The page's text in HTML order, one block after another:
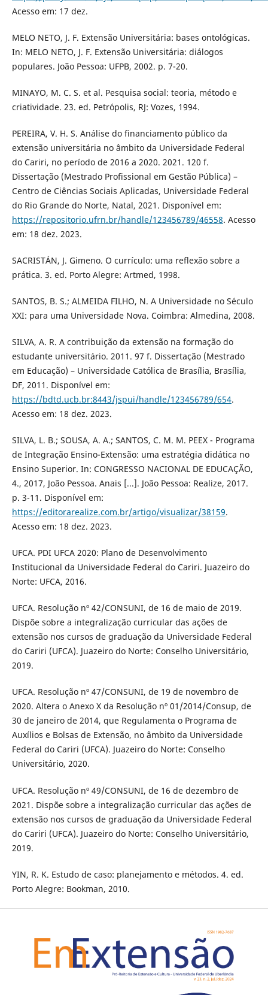
Acesso em: 17 dez.
MELO NETO, J. F. Extensão Universitária: bases ontológicas.
In: MELO NETO, J. F. Extensão Universitária: diálogos
populares. João Pessoa: UFPB, 2002. p. 7-20.
MINAYO, M. C. S. et al. Pesquisa social: teoria, método e
criatividade. 23. ed. Petrópolis, RJ: Vozes, 1994.
PEREIRA, V. H. S. Análise do financiamento público da
extensão universitária no âmbito da Universidade Federal
do Cariri, no período de 2016 a 2020. 2021. 120 f.
Dissertação (Mestrado Profissional em Gestão Pública) –
Centro de Ciências Sociais Aplicadas, Universidade Federal
do Rio Grande do Norte, Natal, 2021. Disponível em:
https://repositorio.ufrn.br/handle/123456789/46558. Acesso
em: 18 dez. 2023.
SACRISTÁN, J. Gimeno. O currículo: uma reflexão sobre a
prática. 3. ed. Porto Alegre: Artmed, 1998.
SANTOS, B. S.; ALMEIDA FILHO, N. A Universidade no Século
XXI: para uma Universidade Nova. Coimbra: Almedina, 2008.
SILVA, A. R. A contribuição da extensão na formação do
estudante universitário. 2011. 97 f. Dissertação (Mestrado
em Educação) – Universidade Católica de Brasília, Brasília,
DF, 2011. Disponível em:
https://bdtd.ucb.br:8443/jspui/handle/123456789/654.
Acesso em: 18 dez. 2023.
SILVA, L. B.; SOUSA, A. A.; SANTOS, C. M. M. PEEX - Programa
de Integração Ensino-Extensão: uma estratégia didática no
Ensino Superior. In: CONGRESSO NACIONAL DE EDUCAÇÃO,
4., 2017, João Pessoa. Anais [...]. João Pessoa: Realize, 2017.
p. 3-11. Disponível em:
https://editorarealize.com.br/artigo/visualizar/38159.
Acesso em: 18 dez. 2023.
UFCA. PDI UFCA 2020: Plano de Desenvolvimento
Institucional da Universidade Federal do Cariri. Juazeiro do
Norte: UFCA, 2016.
UFCA. Resolução nº 42/CONSUNI, de 16 de maio de 2019.
Dispõe sobre a integralização curricular das ações de
extensão nos cursos de graduação da Universidade Federal
do Cariri (UFCA). Juazeiro do Norte: Conselho Universitário,
2019.
UFCA. Resolução nº 47/CONSUNI, de 19 de novembro de
2020. Altera o Anexo X da Resolução nº 01/2014/Consup, de
30 de janeiro de 2014, que Regulamenta o Programa de
Auxílios e Bolsas de Extensão, no âmbito da Universidade
Federal do Cariri (UFCA). Juazeiro do Norte: Conselho
Universitário, 2020.
UFCA. Resolução nº 49/CONSUNI, de 16 de dezembro de
2021. Dispõe sobre a integralização curricular das ações de
extensão nos cursos de graduação da Universidade Federal
do Cariri (UFCA). Juazeiro do Norte: Conselho Universitário,
2019.
YIN, R. K. Estudo de caso: planejamento e métodos. 4. ed.
Porto Alegre: Bookman, 2010.